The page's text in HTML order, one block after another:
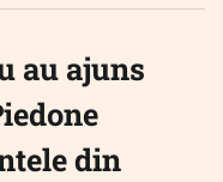
au ajuns
din